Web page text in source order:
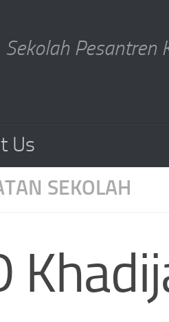
Pesantren
Us
SEKOLAH